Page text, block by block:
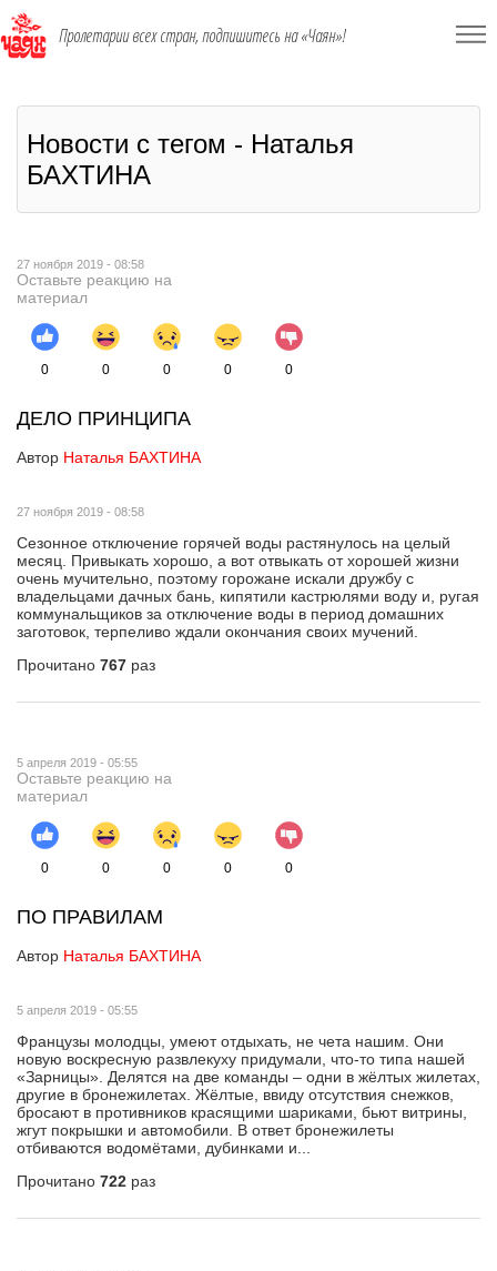
Пролетарии всех стран, подпишитесь на «Чаян»!
Новости с тегом - Наталья
БАХТИНА
27 ноября 2019 - 08:58
Оставьте реакцию на
материал
0 0 0 0 0
ДЕЛО ПРИНЦИПА
Автор Наталья БАХТИНА
27 ноября 2019 - 08:58
Cезонное отключение горячей воды растянулось на целый
месяц. Привыкать хорошо, а вот отвыкать от хорошей жизни
очень мучительно, поэтому горожане искали дружбу с
владельцами дачных бань, кипятили кастрюлями воду и, ругая
коммунальщиков за отключение воды в период домашних
заготовок, терпеливо ждали окончания своих мучений.
Прочитано 767 раз
5 апреля 2019 - 05:55
Оставьте реакцию на
материал
0 0 0 0 0
ПО ПРАВИЛАМ
Автор Наталья БАХТИНА
5 апреля 2019 - 05:55
Французы молодцы, умеют отдыхать, не чета нашим. Они
новую воскресную развлекуху придумали, что-то типа нашей
«Зарницы». Делятся на две команды – одни в жёлтых жилетах,
другие в бронежилетах. Жёлтые, ввиду отсутствия снежков,
бросают в противников красящими шариками, бьют витрины,
жгут покрышки и автомобили. В ответ бронежилеты
отбиваются водомётами, дубинками и...
Прочитано 722 раз